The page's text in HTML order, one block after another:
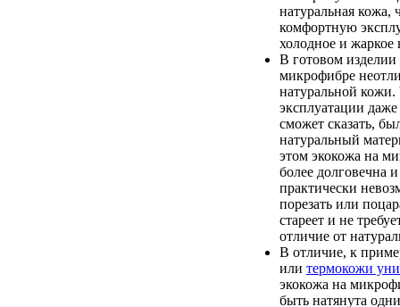
натуральная кожа,
комфортную
холодное и жаркое
В готовом изделии
микрофибре
натуральной кожи.
эксплуатации
сможет сказать,
натуральный
этом экокожа на
более долговечна
практически
порезать или
стареет и не
отличие от
В отличие, к
или термокожи
экокожа на
быть натянута